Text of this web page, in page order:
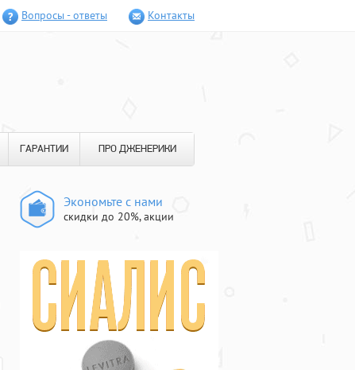
Вопросы - ответы Контакты
ГАРАНТИИ ПРО ДЖЕНЕРИКИ
Экономьте с нами
скидки до 20%, акции